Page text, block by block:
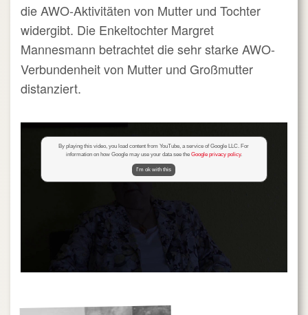
die AWO-Aktivitäten von Mutter und Tochter
widergibt. Die Enkeltochter Margret
Mannesmann betrachtet die sehr starke AWO-
Verbundenheit von Mutter und Großmutter
distanziert.
By playing this video, you load content from YouTube, a service of Google LLC. For
information on how Google may use your data see the Google privacy policy.
I'm ok with this